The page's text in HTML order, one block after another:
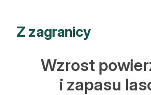
Artykuły
Hodowla lasu
Ochrona lasu
Z zagranicy
Wzrost
i zapasu